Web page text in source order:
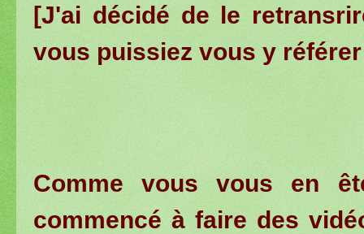
[J'ai décidé de le
vous puissiez vous y
Comme vous vous en
commencé à faire des